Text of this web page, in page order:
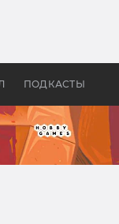
ПОДКАСТЫ
колец»